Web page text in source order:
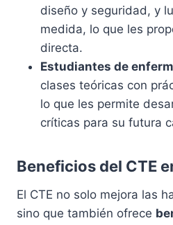
diseño y seguridad, y
medida, lo que les
directa.
Estudiantes de
clases teóricas con
lo que les permite
críticas para su futura
Beneficios del CTE
El CTE no solo mejora las
sino que también ofrece